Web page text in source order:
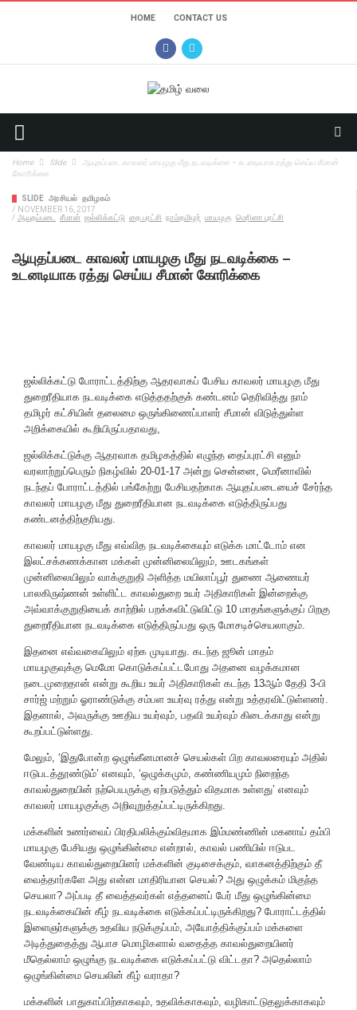
HOME CONTACT US
Home Slide
ஆயுதப்படை காவலர் மாயழகு மீது நடவடிக்கை – உடனடியாக ரத்து செய்ய சீமான்
கோரிக்கை
SLIDE அரசியல் தமிழகம்
/ NOVEMBER 16, 2017
/ ஆயுதப்படை சீமான் ஜல்லிக்கட்டு தை புரட்சி நாம்தமிழர் மாயழகு மெரினா புரட்சி
ஆயுதப்படை காவலர் மாயழகு மீது நடவடிக்கை –
உடனடியாக ரத்து செய்ய சீமான் கோரிக்கை
ஜல்லிக்கட்டு போராட்டத்திற்கு ஆதரவாகப் பேசிய காவலர் மாயழகு மீது
துறைரீதியாக நடவடிக்கை எடுத்ததற்குக் கண்டனம் தெரிவித்து நாம்
தமிழர் கட்சியின் தலைமை ஒருங்கிணைப்பாளர் சீமான் விடுத்துள்ள
அறிக்கையில் கூறியிருப்பதாவது,
ஜல்லிக்கட்டுக்கு ஆதரவாக தமிழகத்தில் எழுந்த தைப்புரட்சி எனும்
வரலாற்றுப்பெரும் நிகழ்வில் 20-01-17 அன்று சென்னை, மெரீனாவில்
நடந்தப் போராட்டத்தில் பங்கேற்று பேசியதற்காக ஆயுதப்படையைச் சேர்ந்த
காவலர் மாயழகு மீது துறைரீதியான நடவடிக்கை எடுத்திருப்பது
கண்டனத்திற்குரியது.
காவலர் மாயழகு மீது எவ்வித நடவடிக்கையும் எடுக்க மாட்டோம் என
இலட்சக்கணக்கான மக்கள் முன்னிலையிலும், ஊடகங்கள்
முன்னிலையிலும் வாக்குறுதி அளித்த மயிலாப்பூர் துணை ஆணையர்
பாலகிருஷ்ணன் உள்ளிட்ட காவல்துறை உயர் அதிகாரிகள் இன்றைக்கு
அவ்வாக்குறுதியைக் காற்றில் பறக்கவிட்டுவிட்டு 10 மாதங்களுக்குப் பிறகு
துறைரீதியான நடவடிக்கை எடுத்திருப்பது ஒரு மோசடிச்செயலாகும்.
இதனை எவ்வகையிலும் ஏற்க முடியாது. கடந்த ஜூன் மாதம்
மாயழகுவுக்கு மெமோ கொடுக்கப்பட்டபோது அதனை வழக்கமான
நடைமுறைதான் என்று கூறிய உயர் அதிகாரிகள் கடந்த 13ஆம் தேதி 3-பி
சார்ஜ் மற்றும் ஓராண்டுக்கு சம்பள உயர்வு ரத்து என்று உத்தரவிட்டுள்ளனர்.
இதனால், அவருக்கு ஊதிய உயர்வும், பதவி உயர்வும் கிடைக்காது என்று
கூறப்பட்டுள்ளது.
மேலும், ‘இதுபோன்ற ஒழுங்கீனமானச் செயல்கள் பிற காவலரையும் அதில்
ஈடுபடத்தூண்டும்’ எனவும், ‘ஒழுக்கமும், கண்ணியமும் நிறைந்த
காவல்துறையின் நற்பெயருக்கு ஏற்படுத்தும் விதமாக உள்ளது’ எனவும்
காவலர் மாயழகுக்கு அறிவுறுத்தப்பட்டிருக்கிறது.
மக்களின் உணர்வைப் பிரதிபலிக்கும்விதமாக இம்மண்ணின் மகனாய் தம்பி
மாயழகு பேசியது ஒழுங்கின்மை என்றால், காவல் பணியில் ஈடுபட
வேண்டிய காவல்துறையினர் மக்களின் குடிசைக்கும், வாகனத்திற்கும் தீ
வைத்தார்களே அது என்ன மாதிரியான செயல்? அது ஒழுக்கம் மிகுந்த
செயலா? அப்படி தீ வைத்தவர்கள் எத்தனைப் பேர் மீது ஒழுங்கின்மை
நடவடிக்கையின் கீழ் நடவடிக்கை எடுக்கப்பட்டிருக்கிறது? போராட்டத்தில்
இளைஞர்களுக்கு உதவிய நடுக்குப்பம், அயோத்திக்குப்பம் மக்களை
அடித்துதைத்து ஆபாச மொழிகளால் வதைத்த காவல்துறையினர்
மீதெல்லாம் ஒழுங்கு நடவடிக்கை எடுக்கப்பட்டு விட்டதா? அதெல்லாம்
ஒழுங்கின்மை செயலின் கீழ் வராதா?
மக்களின் பாதுகாப்பிற்காகவும், உதவிக்காகவும், வழிகாட்டுதலுக்காகவும்